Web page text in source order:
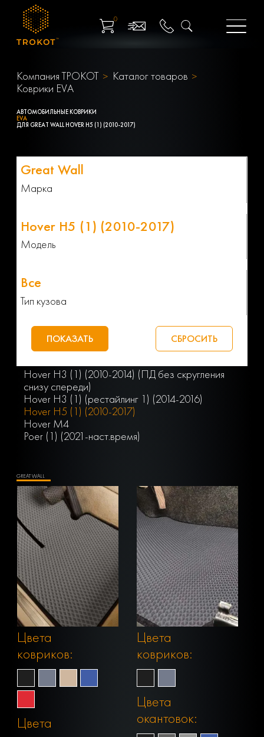
0
Компания ТРОКОТ
Каталог товаров
Коврики EVA
АВТОМОБИЛЬНЫЕ КОВРИКИ
EVA
ДЛЯ GREAT WALL HOVER H5 (1) (2010-2017)
Марка
Модель
Тип кузова
Hover H3 (1) (2010-2014) (ПД без скругления
снизу спереди)
Hover H3 (1) (рестайлинг 1) (2014-2016)
Hover H5 (1) (2010-2017)
Hover M4
Poer (1) (2021-наст.время)
GREAT WALL
Цвета
ковриков:
Цвета
Цвета
ковриков:
Цвета
окантовок: